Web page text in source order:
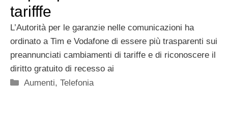
tarifffe
L’Autorità per le garanzie nelle comunicazioni ha
ordinato a Tim e Vodafone di essere più trasparenti sui
preannunciati cambiamenti di tariffe e di riconoscere il
diritto gratuito di recesso ai
Categorie
Aumenti,Telefonia